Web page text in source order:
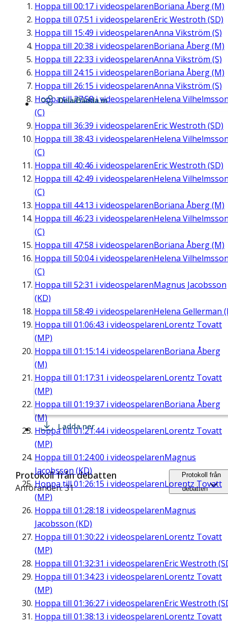
Hoppa till 00:17 i videospelarenBoriana Åberg (M)
Hoppa till 07:51 i videospelarenEric Westroth (SD)
Hoppa till 15:49 i videospelarenAnna Vikström (S)
Hoppa till 20:38 i videospelarenBoriana Åberg (M)
Hoppa till 22:33 i videospelarenAnna Vikström (S)
Hoppa till 24:15 i videospelarenBoriana Åberg (M)
Hoppa till 26:15 i videospelarenAnna Vikström (S)
Hoppa till27:58i videospelarenHelena
(C)
Hoppa till 36:39 i videospelarenEric Westroth (SD)
Hoppa till 38:43 i videospelarenHelena
(C)
Hoppa till 40:46 i videospelarenEric Westroth (SD)
Hoppa till 42:49 i videospelarenHelena
(C)
Hoppa till 44:13 i videospelarenBoriana Åberg (M)
Hoppa till 46:23 i videospelarenHelena
(C)
Hoppa till 47:58 i videospelarenBoriana Åberg (M)
Hoppa till 50:04i videospelarenHelena
(C)
Hoppa till 52:31 i videospelarenMagnus Jacobsson
(KD)
Hoppa till 58:49 i videospelarenHelena Gellerman
Hoppa till 01:06:43 i videospelarenLorentz Tovatt
(MP)
Hoppa till 01:15:14i videospelarenBoriana Åberg
(M)
Hoppa till 01:17:31 i videospelarenLorentz Tovatt
(MP)
Hoppa till 01:19:37 i videospelarenBoriana Åberg
(M)
Hoppa till01:21:44i videospelarenLorentz Tovatt
(MP)
Hoppa till 01:24:00 i videospelarenMagnus
Jacobsson (KD)
Hoppa till01:26:15 i videospelarenLorentz Tovatt
(MP)
Hoppa till 01:28:18 i videospelarenMagnus
Jacobsson (KD)
Hoppa till 01:30:22 i videospelarenLorentz Tovatt
(MP)
Hoppa till 01:32:31 i videospelarenEric Westroth
Hoppa till 01:34:23 i videospelarenLorentz Tovatt
(MP)
Hoppa till 01:36:27 i videospelarenEric Westroth
Hoppa till 01:38:13 i videospelarenLorentz Tovatt
Dela/Bädda in
Ladda ner
Protokoll från debatten
Anföranden: 31
Protokoll från
debatten